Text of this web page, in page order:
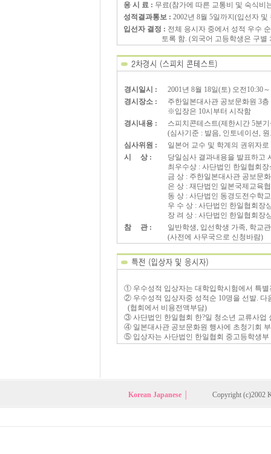
응 시 료 : 무료(참가에 따른 교통비 및 숙식비
성적결과통보 : 2002년 8월 5일까지(입선자
입선자 결정 : 전체 응시자 중에서 성적 우수
토록 함. (외국어 고등학생은 구별 처
경시일시 :
2001년 8월 18일(토) 오전10:30
경시장소 :
주한일본대사관 공보문화원 3
※입장은 10시부터 시작함
경시내용 :
스피치콘테스트(제한시간 5분
(심사기준 : 발음, 인토네이션,
심사위원 :
일본어 교수 및 학계의 권위자로
시 상 :
당일심사 결과내용을 발표하고
최우수상 : 사단법인 한일협회장
금 상 : 주한일본대사관 공보문
은 상 : 재단법인 일본국제교육
동 상 : 사단법인 동경도전수학
우 수 상 : 사단법인 한일협회장
장 려 상 : 사단법인 한일협회장
참 관 :
일반학생, 입선학생 가족, 학교
(사전에 사무국으로 신청바람)
① 우수성적 입상자는 대학입학시험에서 특
② 우수성적 입상자중 성적순 10명을 선발. 다
(협회에서 비용전액부담)
③ 사단법인 한일협회 한?일 청소년 교류사업
④ 일본대사관 공보문화원 행사에 초청기회
⑤ 입상자는 사단법인 한일협회 중고등학생
Korean Japanese │ Copyright (c)2002